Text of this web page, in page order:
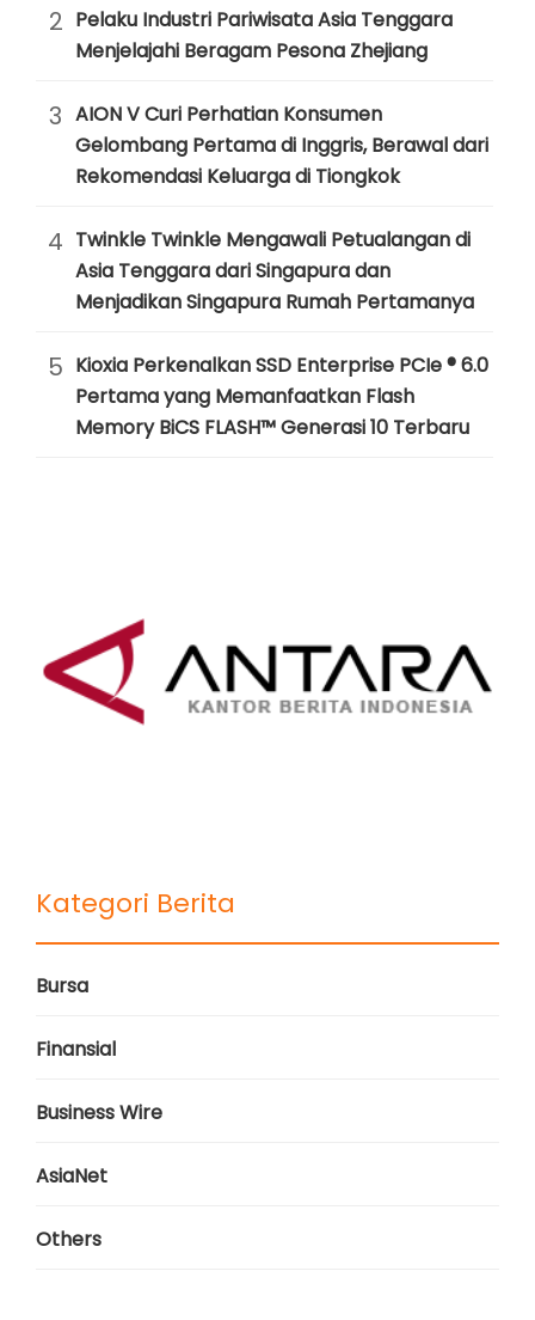
2 Pelaku Industri Pariwisata Asia Tenggara
Menjelajahi Beragam Pesona Zhejiang
3 AION V Curi Perhatian Konsumen
Gelombang Pertama di Inggris, Berawal dari
Rekomendasi Keluarga di Tiongkok
4 Twinkle Twinkle Mengawali Petualangan di
Asia Tenggara dari Singapura dan
Menjadikan Singapura Rumah Pertamanya
5 Kioxia Perkenalkan SSD Enterprise PCIe ® 6.0
Pertama yang Memanfaatkan Flash
Memory BiCS FLASH™ Generasi 10 Terbaru
Kategori Berita
Bursa
Finansial
Business Wire
AsiaNet
Others